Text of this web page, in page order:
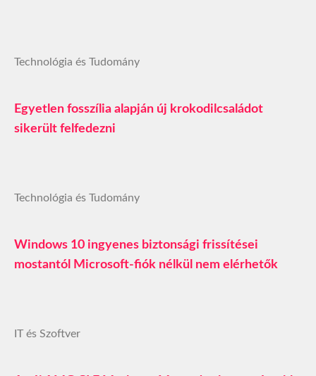
Technológia és Tudomány
Egyetlen fosszília alapján új krokodilcsaládot
sikerült felfedezni
Technológia és Tudomány
Windows 10 ingyenes biztonsági frissítései
mostantól Microsoft-fiók nélkül nem elérhetők
IT és Szoftver